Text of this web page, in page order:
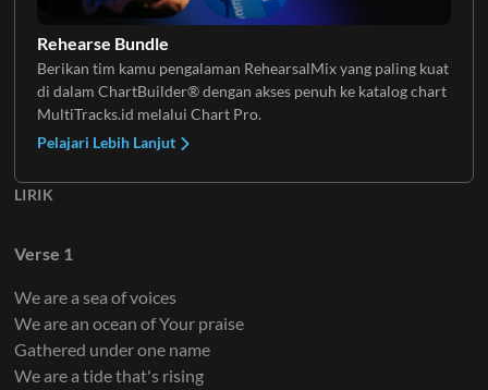
Rehearse Bundle
Berikan tim kamu pengalaman RehearsalMix yang paling kuat
di dalam ChartBuilder® dengan akses penuh ke katalog chart
MultiTracks.id melalui Chart Pro.
Pelajari Lebih Lanjut
LIRIK
Verse 1
We are a sea of voices
We are an ocean of Your praise
Gathered under one name
We are a tide that's rising